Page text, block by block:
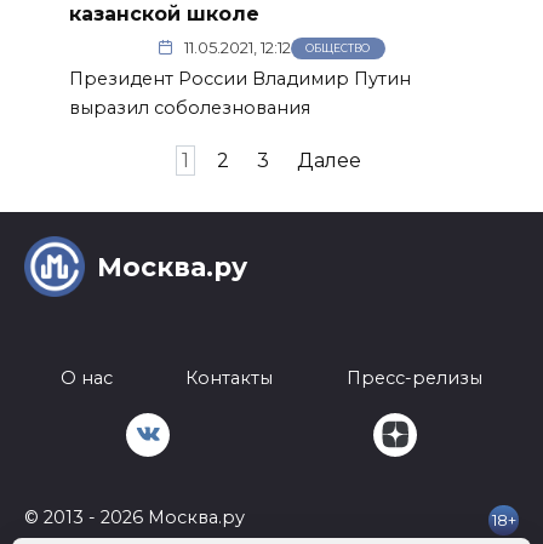
казанской школе
11.05.2021, 12:12 ОБЩЕСТВО
Президент России Владимир Путин
выразил соболезнования
1 2 3 Далее
Москва.ру
О нас Контакты Пресс-релизы
© 2013 - 2026 Москва.ру 18+